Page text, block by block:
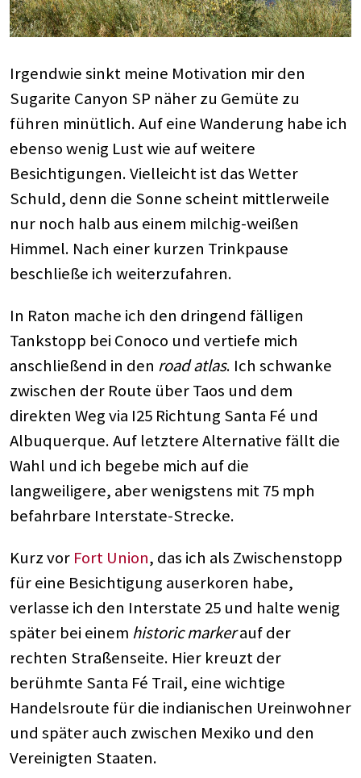
Irgendwie sinkt meine Motivation mir den
Sugarite Canyon SP näher zu Gemüte zu
führen minütlich. Auf eine Wanderung habe ich
ebenso wenig Lust wie auf weitere
Besichtigungen. Vielleicht ist das Wetter
Schuld, denn die Sonne scheint mittlerweile
nur noch halb aus einem milchig-weißen
Himmel. Nach einer kurzen Trinkpause
beschließe ich weiterzufahren.
In Raton mache ich den dringend fälligen
Tankstopp bei Conoco und vertiefe mich
anschließend in den road atlas. Ich schwanke
zwischen der Route über Taos und dem
direkten Weg via I25 Richtung Santa Fé und
Albuquerque. Auf letztere Alternative fällt die
Wahl und ich begebe mich auf die
langweiligere, aber wenigstens mit 75 mph
befahrbare Interstate-Strecke.
Kurz vor Fort Union, das ich als Zwischenstopp
für eine Besichtigung auserkoren habe,
verlasse ich den Interstate 25 und halte wenig
später bei einem historic markerauf der
rechten Straßenseite. Hier kreuzt der
berühmte Santa Fé Trail, eine wichtige
Handelsroute für die indianischen Ureinwohner
und später auch zwischen Mexiko und den
Vereinigten Staaten.